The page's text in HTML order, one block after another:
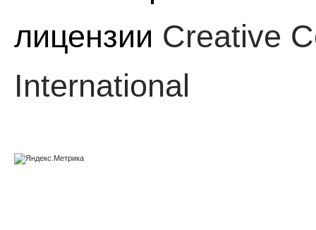
лицензии Creative
International